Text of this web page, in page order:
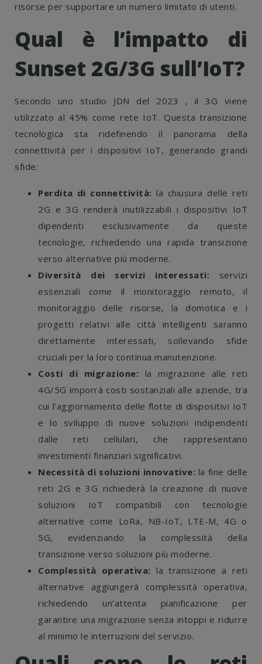
risorse per supportare un numero limitato di utenti.
Qual è l’impatto di
Sunset 2G/3G sull’IoT?
Secondo uno studio JDN del 2023
, il 3G viene
utilizzato al 45% come rete IoT. Questa transizione
tecnologica sta ridefinendo il panorama della
connettività per i dispositivi IoT, generando grandi
sfide:
Perdita di connettività: la chiusura delle reti
2G e 3G renderà inutilizzabili i dispositivi IoT
dipendenti esclusivamente da queste
tecnologie, richiedendo una rapida transizione
verso alternative più moderne.
Diversità dei servizi interessati: servizi
essenziali come il monitoraggio remoto, il
monitoraggio delle risorse, la domotica e i
progetti relativi alle città intelligenti saranno
direttamente interessati, sollevando sfide
cruciali per la loro continua manutenzione.
Costi di migrazione: la migrazione alle reti
4G/5G imporrà costi sostanziali alle aziende, tra
cui l’aggiornamento delle flotte di dispositivi IoT
e lo sviluppo di nuove soluzioni indipendenti
dalle reti cellulari, che rappresentano
investimenti finanziari significativi.
Necessità di soluzioni innovative: la fine delle
reti 2G e 3G richiederà la creazione di nuove
soluzioni IoT compatibili con tecnologie
alternative come LoRa, NB-IoT, LTE-M, 4G o
5G, evidenziando la complessità della
transizione verso soluzioni più moderne.
Complessità operativa: la transizione a reti
alternative aggiungerà complessità operativa,
richiedendo un’attenta pianificazione per
garantire una migrazione senza intoppi e ridurre
al minimo le interruzioni del servizio.